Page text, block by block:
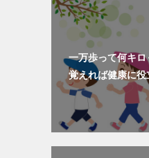
一万歩って何キ
覚えれば健康に役